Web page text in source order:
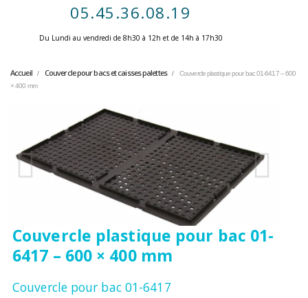
05.45.36.08.19
Du Lundi au vendredi de 8h30 à 12h et de 14h à 17h30 ​
Accueil Couvercle pour bacs et caisses palettes
Couvercle plastique pour bac 01-6417 – 600
× 400 mm
Couvercle plastique pour bac 01-
6417 – 600 × 400 mm
Couvercle pour bac 01-6417